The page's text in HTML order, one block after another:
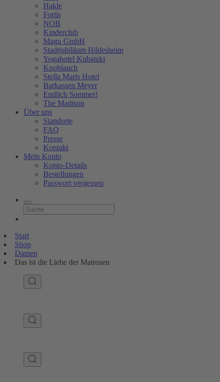
Hakle
Fortis
NOB
Kinderclub
Magu GmbH
Stadtjubiläum Hildesheim
Yogahotel Kubatzki
Knoblauch
Stella Maris Hotel
Barkassen Meyer
Endlich Sommer!
The Madison
Über uns
Standorte
FAQ
Presse
Kontakt
Mein Konto
Konto-Details
Bestellungen
Passwort vergessen
Start
Shop
Damen
Das ist die Liebe der Matrosen